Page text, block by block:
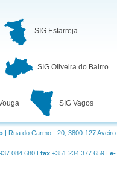
SIG Estarreja
SIG Oliveira do Bairro
SIG Vagos
| Rua do Carmo - 20, 3800-127 Aveiro
084 680 | fax+351 234 377 659 | e-